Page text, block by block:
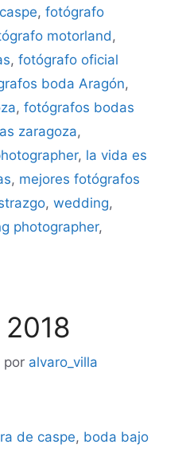
, fotógrafo
motorland ,
, fotógrafo oficial
boda Aragón,
, fotógrafos bodas
zaragoza,
, la vida es
, mejores fotógrafos
, wedding,
photographer,
2018
por alvaro_villa
de caspe, boda bajo